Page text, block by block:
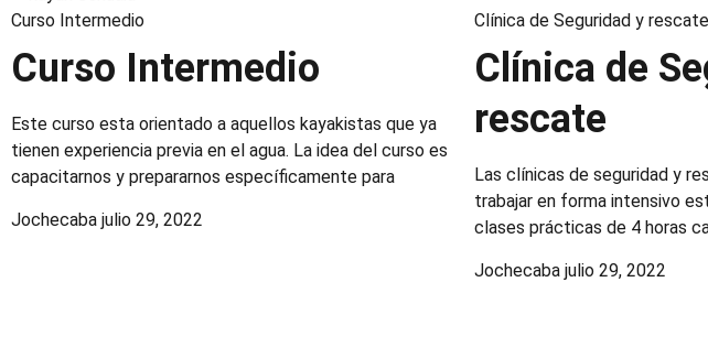
Curso Intermedio
Curso Intermedio
Este curso esta orientado a aquellos kayakistas que ya
tienen experiencia previa en el agua. La idea del curso es
capacitarnos y prepararnos específicamente para
Jochecaba julio 29, 2022
Clínica de Seguridad y rescate
Clínica de
rescate
Las clínicas de seguridad y
trabajar en forma intensivo
clases prácticas de 4 horas
Jochecaba julio 29, 2022